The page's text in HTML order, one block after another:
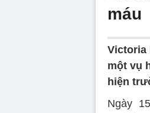
máu
Victoria
một vụ
hiện
Ngày